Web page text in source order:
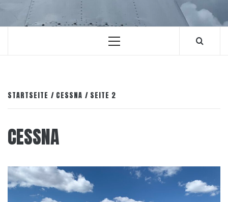
Primäres
STARTSEITE CESSNA SEITE 2
CESSNA